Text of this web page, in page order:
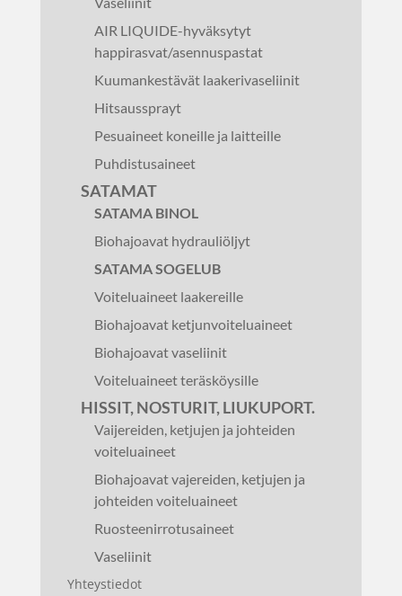
AIR LIQUIDE-hyväksytyt
happirasvat/asennuspastat
Kuumankestävät laakerivaseliinit
Hitsaussprayt
Pesuaineet koneille ja laitteille
Puhdistusaineet
SATAMAT
SATAMA BINOL
Biohajoavat hydrauliöljyt
SATAMA SOGELUB
Voiteluaineet laakereille
Biohajoavat ketjunvoiteluaineet
Biohajoavat vaseliinit
Voiteluaineet teräsköysille
HISSIT, NOSTURIT, LIUKUPORT.
Vaijereiden, ketjujen ja johteiden
voiteluaineet
Biohajoavat vajereiden, ketjujen ja
johteiden voiteluaineet
Ruosteenirrotusaineet
Vaseliinit
Yhteystiedot